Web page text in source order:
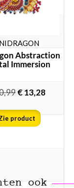
Abstraction
Immersion
€13,28
product
ook